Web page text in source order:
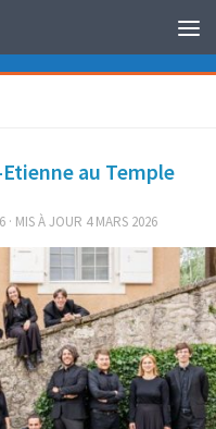
au Temple
· MIS À JOUR 4 MARS 2026